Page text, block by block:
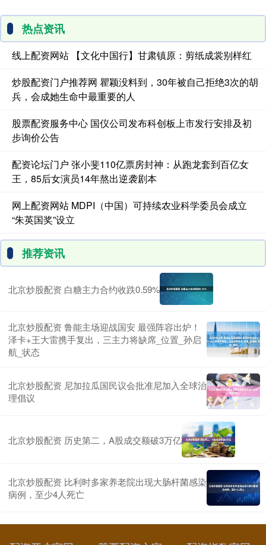
热点资讯
线上配资网站 【文化中国行】甘肃镇原：剪纸成裳别样红
炒股配资门户推荐网 瞿颖没料到，30年被自己拒绝3次的胡
兵，会成她生命中最重要的人
股票配资服务中心 国仪公司发布科创板上市发行安排及初
步询价公告
配资论坛门户 张小斐110亿票房封神：从跑龙套到百亿女
王，85后女演员14年熬出逆袭剧本
网上配资网站 MDPI（中国）可持续农业科学委员会成立
“朱英国奖”设立
推荐资讯
北京炒股配资 白糖主力合约收跌0.59%
北京炒股配资 鲁能主场迎战国安 最强阵容出炉！
泽卡+王大雷携手复出，三主力将缺席_位置_孙启
航_状态
北京炒股配资 尼加拉瓜国民议会批准尼加入全球治
理倡议
北京炒股配资 历史第二，A股成交额破3万亿
北京炒股配资 比利时多家养老院出现大肠杆菌感染
病例，至少4人死亡